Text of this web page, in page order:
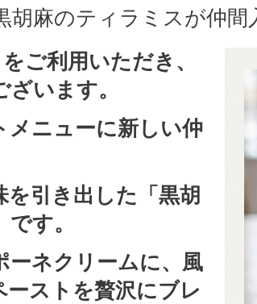
胡麻のティラミスが仲
ご利用いただき、
います。
メニューに新しい仲
引き出した「黒胡
す。
ーネクリームに、風
ーストを贅沢にブレ